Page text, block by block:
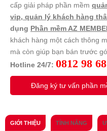
cấp giải pháp phần mềm
vip, quản lý khách hàng
dụng Phần mềm AZ
khách hàng một cách thông
mà còn giúp bạn bán trước
Hotline 24/7: 0812 98
Đăng ký tư vấn phần
GIỚI THIỆU TÍNH NĂNG